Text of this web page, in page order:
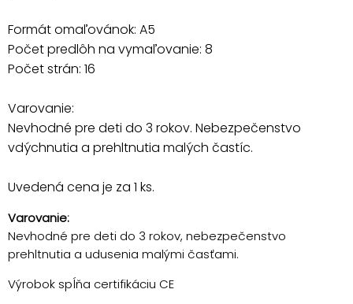
Formát omaľovánok: A5
Počet predlôh na vymaľovanie: 8
Počet strán: 16
Varovanie:
Nevhodné pre deti do 3 rokov. Nebezpečenstvo
vdýchnutia a prehltnutia malých častíc.
Uvedená cena je za 1 ks.
Varovanie:
Nevhodné pre deti do 3 rokov, nebezpečenstvo
prehltnutia a udusenia malými časťami.
Výrobok spĺňa certifikáciu CE